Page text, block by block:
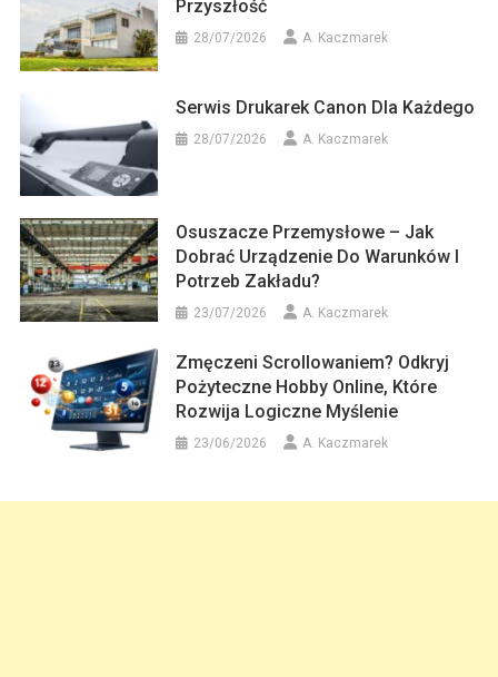
Przyszłość
28/07/2026 A. Kaczmarek
Serwis Drukarek Canon Dla Każdego
28/07/2026 A. Kaczmarek
Osuszacze Przemysłowe – Jak
Dobrać Urządzenie Do Warunków I
Potrzeb Zakładu?
23/07/2026 A. Kaczmarek
Zmęczeni Scrollowaniem? Odkryj
Pożyteczne Hobby Online, Które
Rozwija Logiczne Myślenie
23/06/2026 A. Kaczmarek